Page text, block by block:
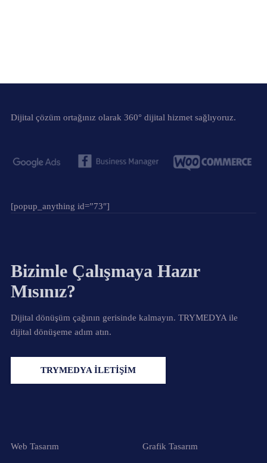
Dijital çözüm ortağınız olarak 360° dijital hizmet sağlıyoruz.
[popup_anything id=”73″]
Bizimle Çalışmaya Hazır
Mısınız?
Dijital dönüşüm çağının gerisinde kalmayın. TRYMEDYA ile
dijital dönüşeme adım atın.
TRYMEDYA İLETİŞİM
Web Tasarım Grafik Tasarım